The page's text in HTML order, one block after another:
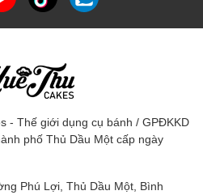
- Thế giới dụng cụ bánh / GPĐKKD
phố Thủ Dầu Một cấp ngày
Phú Lợi, Thủ Dầu Một, Bình